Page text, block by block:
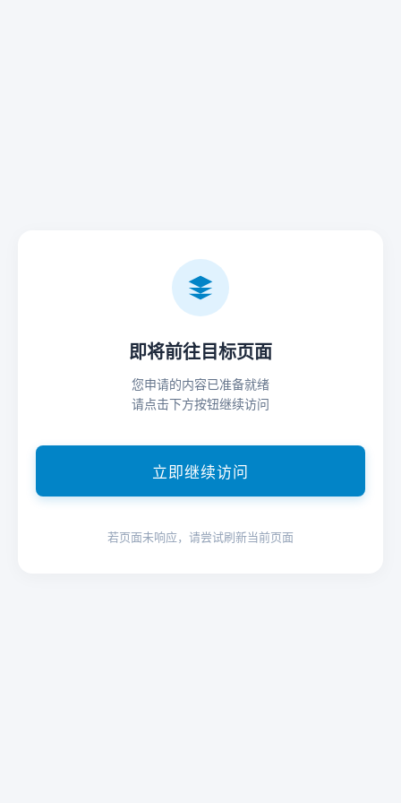
即将前往目标页面
您申请的内容已准备就绪
请点击下方按钮继续访问
立即继续访问
若页面未响应，请尝试刷新当前页面